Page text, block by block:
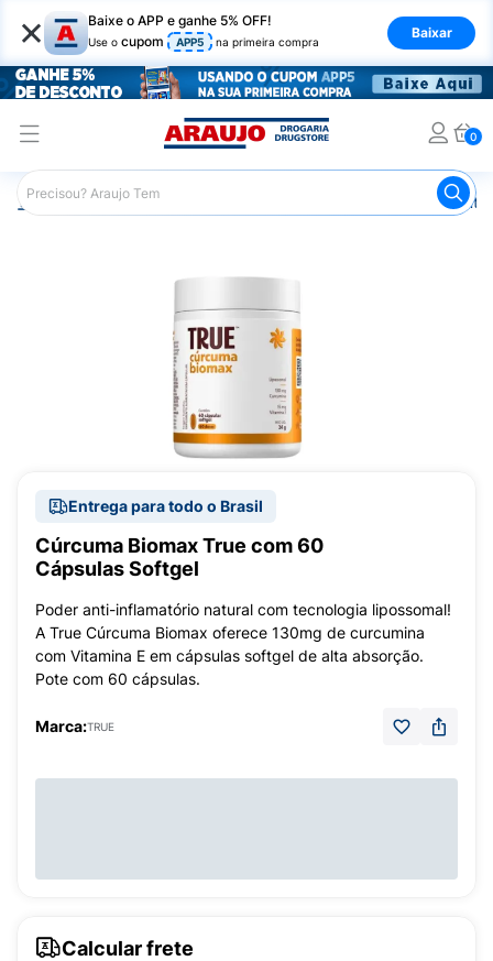
× Baixe o APP e ganhe 5% OFF!
Use o cupom APP5 na primeira compra
Baixar
0
Araujo Saúde e Bem Estar
Entrega para todo o Brasil
Cúrcuma Biomax True com 60
Cápsulas Softgel
Poder anti-inflamatório natural com tecnologia lipossomal!
A True Cúrcuma Biomax oferece 130mg de curcumina
com Vitamina E em cápsulas softgel de alta absorção.
Pote com 60 cápsulas.
Marca:TRUE
Calcular frete